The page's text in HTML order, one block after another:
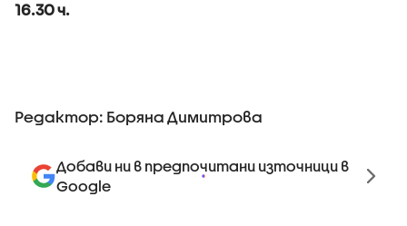
16.30 ч.
Редактор: Боряна Димитрова
Добави ни в предпочитани източници в
Google